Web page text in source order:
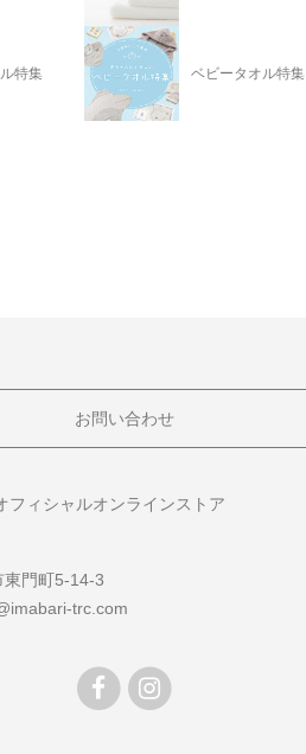
特集 ベビータオル特集
お問い合わせ
フィシャルオンラインストア
東門町5-14-3
trc.com